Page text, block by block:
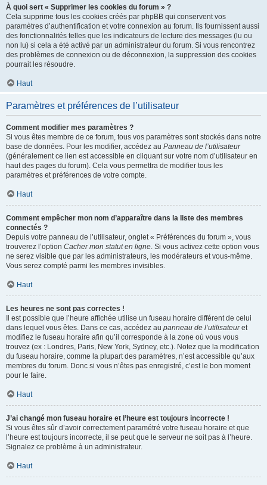
À quoi sert « Supprimer les cookies du forum » ?
Cela supprime tous les cookies créés par phpBB qui conservent vos
paramètres d’authentification et votre connexion au forum. Ils fournissent aussi
des fonctionnalités telles que les indicateurs de lecture des messages (lu ou
non lu) si cela a été activé par un administrateur du forum. Si vous rencontrez
des problèmes de connexion ou de déconnexion, la suppression des cookies
pourrait les résoudre.
Haut
Paramètres et préférences de l’utilisateur
Comment modifier mes paramètres ?
Si vous êtes membre de ce forum, tous vos paramètres sont stockés dans notre
base de données. Pour les modifier, accédez au Panneau de l’utilisateur
(généralement ce lien est accessible en cliquant sur votre nom d’utilisateur en
haut des pages du forum). Cela vous permettra de modifier tous les
paramètres et préférences de votre compte.
Haut
Comment empêcher mon nom d’apparaître dans la liste des membres
connectés ?
Depuis votre panneau de l’utilisateur, onglet « Préférences du forum », vous
trouverez l’option Cacher mon statut en ligne. Si vous activez cette option vous
ne serez visible que par les administrateurs, les modérateurs et vous-même.
Vous serez compté parmi les membres invisibles.
Haut
Les heures ne sont pas correctes !
Il est possible que l’heure affichée utilise un fuseau horaire différent de celui
dans lequel vous êtes. Dans ce cas, accédez au panneau de l’utilisateuret
modifiez le fuseau horaire afin qu’il corresponde à la zone où vous vous
trouvez (ex : Londres, Paris, New York, Sydney, etc.). Notez que la modification
du fuseau horaire, comme la plupart des paramètres, n’est accessible qu’aux
membres du forum. Donc si vous n’êtes pas enregistré, c’est le bon moment
pour le faire.
Haut
J’ai changé mon fuseau horaire et l’heure est toujours incorrecte !
Si vous êtes sûr d’avoir correctement paramétré votre fuseau horaire et que
l’heure est toujours incorrecte, il se peut que le serveur ne soit pas à l’heure.
Signalez ce problème à un administrateur.
Haut